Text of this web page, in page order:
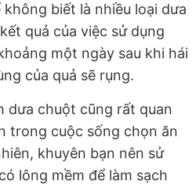
biết là nhiều loại dưa
quả của việc sử dụng
một ngày sau khi hái
của quả sẽ rụng.
dưa chuột cũng rất quan
trong cuộc sống chọn ăn
khuyên bạn nên sử
lông mềm để làm sạch